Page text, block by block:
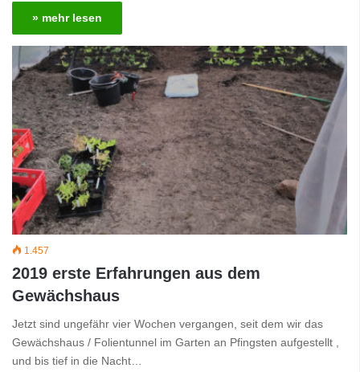
» mehr lesen
1.457
2019 erste Erfahrungen aus dem
Gewächshaus
Jetzt sind ungefähr vier Wochen vergangen, seit dem wir das
Gewächshaus / Folientunnel im Garten an Pfingsten aufgestellt ,
und bis tief in die Nacht…